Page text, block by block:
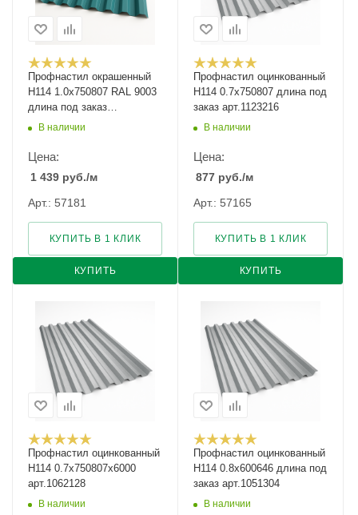
Профнастил окрашенный
Н114 1.0х750807 RAL 9003
длина под заказ
арт.1233566
В наличии
Цена:
1 439 руб./м
Арт.: 57181
КУПИТЬ
КУПИТЬ В 1 КЛИК
Профнастил оцинкованный
Н114 0.7х750807 длина под
заказ арт.1123216
В наличии
Цена:
877 руб./м
Арт.: 57165
КУПИТЬ
КУПИТЬ В 1 КЛИК
Профнастил оцинкованный
Н114 0.7х750807х6000
арт.1062128
В наличии
Профнастил оцинкованный
Н114 0.8х600646 длина под
заказ арт.1051304
В наличии